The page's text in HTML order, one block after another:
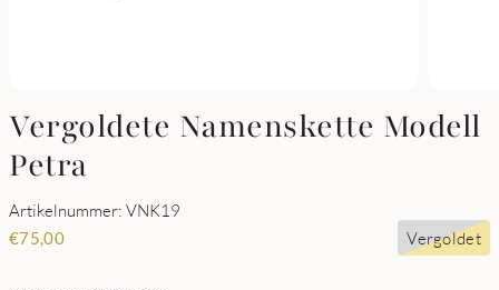
Vergoldete Namenskette Modell
Petra
Artikelnummer: VNK19
€75,00 Vergoldet